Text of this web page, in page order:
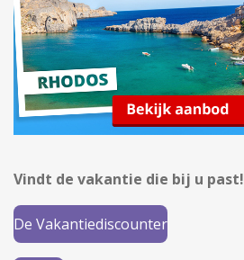
Vindt de vakantie die bij u past!
De Vakantiediscounter